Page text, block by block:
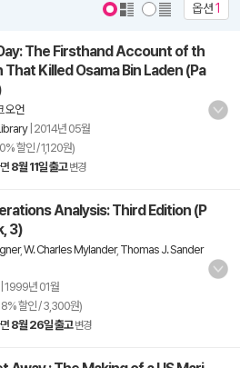
옵션1
The Firsthand Account of th
That Killed Osama Bin Laden (Pa
오언
| 2014년 05월
할인 / 1,120원)
8월 11일 출고 변경
Analysis: Third Edition (P
3)
,W. Charles Mylander, Thomas J. Sander
1999년 01월
할인 / 3,300원)
8월 26일 출고 변경